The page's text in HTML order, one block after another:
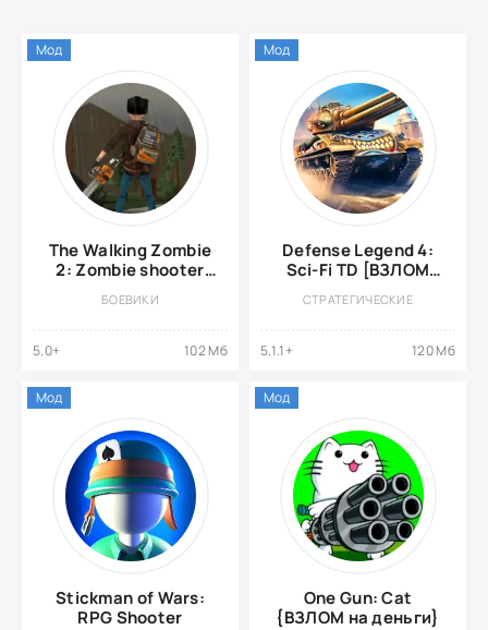
The Walking Zombie
2: Zombie shooter
Бесплатные
БОЕВИКИ
5.0+ 102 Мб
Мод
Defense Legend 4:
Sci-Fi TD [ВЗЛОМ
СТРАТЕГИЧЕСКИЕ
5.1.1+ 120 Мб
Мод
Stickman of Wars:
RPG Shooter
Мод
One Gun: Cat
{ВЗЛОМ на деньги}
Мод